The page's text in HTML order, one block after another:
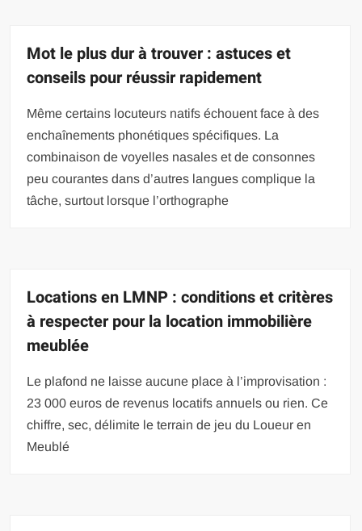
Mot le plus dur à trouver : astuces et
conseils pour réussir rapidement
Même certains locuteurs natifs échouent face à des
enchaînements phonétiques spécifiques. La
combinaison de voyelles nasales et de consonnes
peu courantes dans d’autres langues complique la
tâche, surtout lorsque l’orthographe
Locations en LMNP : conditions et critères
à respecter pour la location immobilière
meublée
Le plafond ne laisse aucune place à l’improvisation :
23 000 euros de revenus locatifs annuels ou rien. Ce
chiffre, sec, délimite le terrain de jeu du Loueur en
Meublé